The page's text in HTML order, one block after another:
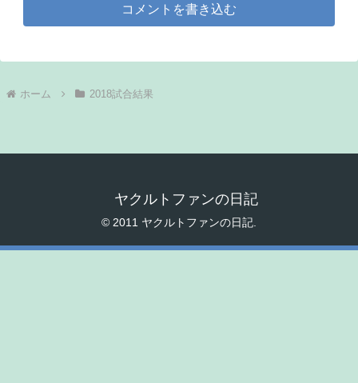
コメントを書き込む
ホーム 2018試合結果
ヤクルトファンの日記
© 2011 ヤクルトファンの日記.